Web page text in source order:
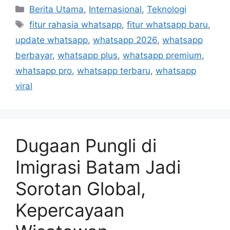
C
a
e
g
o
r
Berita Utama, Internasional,Teknologi
T
a
s
fitur rahasia whatsapp,fitur whatsapp baru,
update whatsapp, whatsapp 2026, whatsapp
berbayar, whatsapp plus, whatsapp premium,
whatsapp pro, whatsapp terbaru, whatsapp
viral
Dugaan Pungli di
Imigrasi Batam Jadi
Sorotan Global,
Kepercayaan